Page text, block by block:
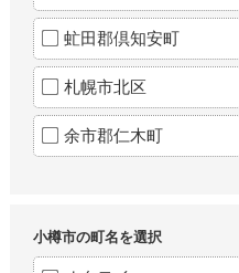
虻田郡倶知安町
札幌市北区
余市郡仁木町
小樽市の町名を選択